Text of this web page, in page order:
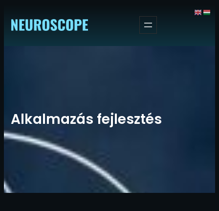
tartalomhoz
Alkalmazás fejlesztés